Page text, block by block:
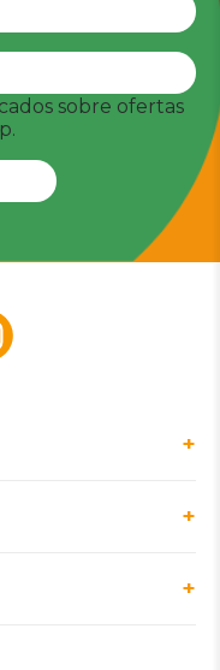
sobre ofertas